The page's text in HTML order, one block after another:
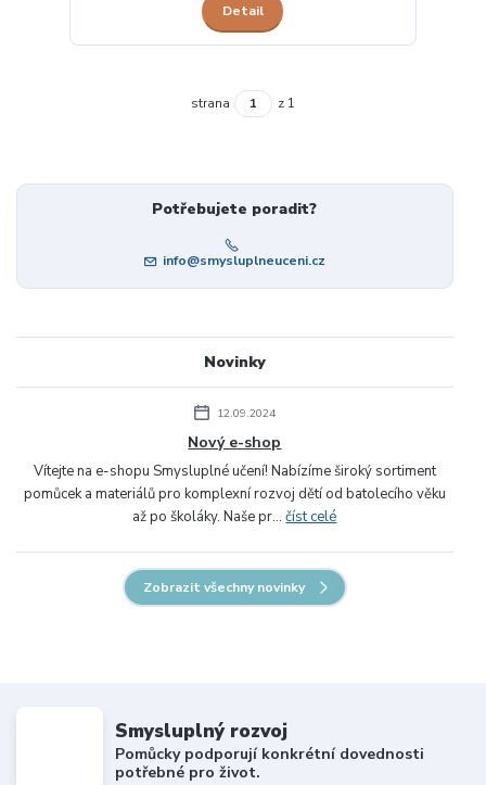
Detail
strana z 1
Potřebujete poradit?
info@smysluplneuceni.cz
Novinky
12.09.2024
Nový e-shop
Vítejte na e-shopu Smysluplné učení! Nabízíme široký sortiment
pomůcek a materiálů pro komplexní rozvoj dětí od batolecího věku
až po školáky. Naše pr...číst celé
Zobrazit všechny novinky
Smysluplný rozvoj
Pomůcky podporují konkrétní dovednosti
potřebné pro život.